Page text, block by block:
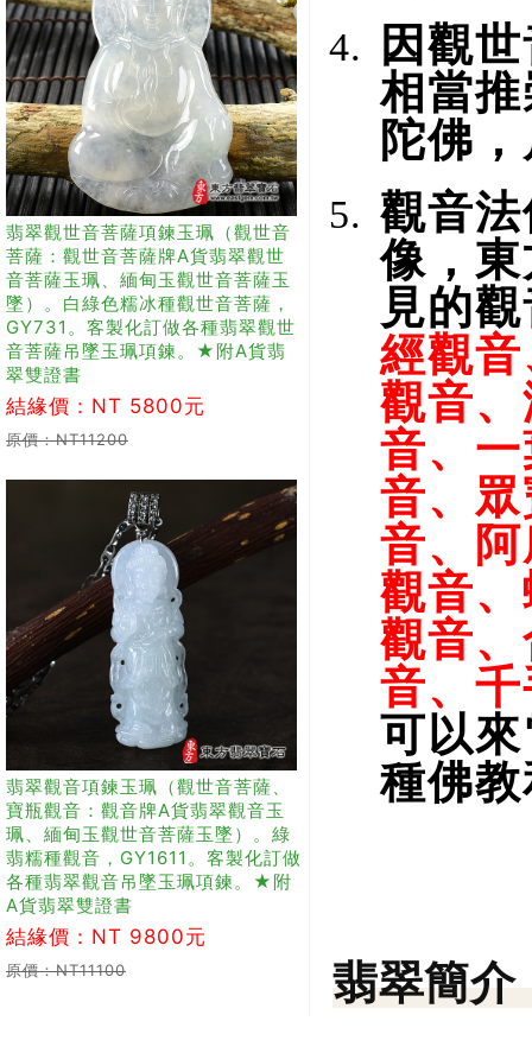
翡翠觀世音菩薩項鍊玉珮（觀世音
菩薩：觀世音菩薩牌A貨翡翠觀世
音菩薩玉珮、緬甸玉觀世音菩薩玉
墜）。白綠色糯冰種觀世音菩薩，
GY731。客製化訂做各種翡翠觀世
音菩薩吊墜玉珮項鍊。★附A貨翡
翠雙證書
結緣價：NT 5800元
原價：NT11200
翡翠觀音項鍊玉珮（觀世音菩薩、
寶瓶觀音：觀音牌A貨翡翠觀音玉
珮、緬甸玉觀世音菩薩玉墜）。綠
翡糯種觀音，GY1611。客製化訂做
各種翡翠觀音吊墜玉珮項鍊。★附
A貨翡翠雙證書
結緣價：NT 9800元
原價：NT11100
因觀
相當
陀佛
觀音
像，
見的
經觀
觀音
音、
音、
音、
觀音
觀音
音、
可以
種佛
翡翠簡介